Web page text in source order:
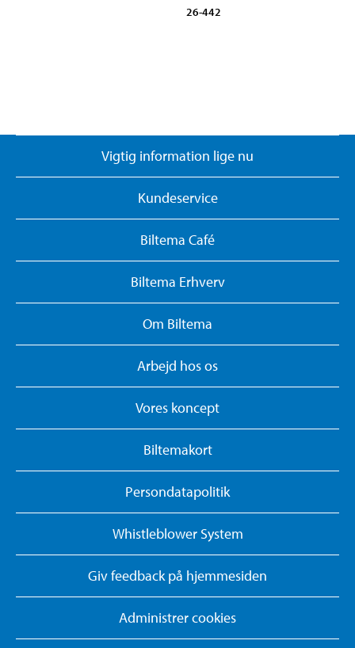
26-442
Vigtig information lige nu
Kundeservice
Biltema Café
Biltema Erhverv
Om Biltema
Arbejd hos os
Vores koncept
Biltemakort
Persondatapolitik
Whistleblower System
Giv feedback på hjemmesiden
Administrer cookies